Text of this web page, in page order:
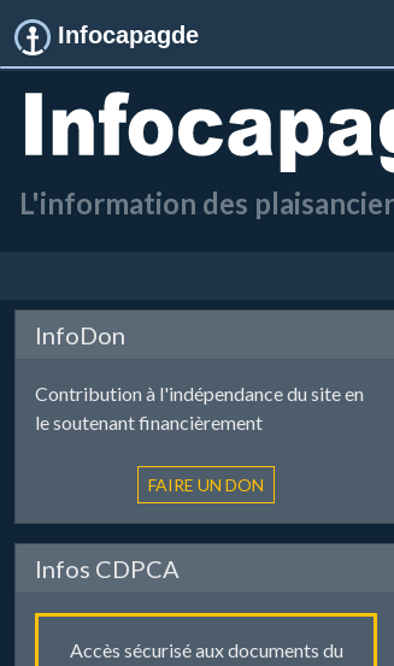
Infocapagde
L'information des
InfoDon
Contribution à l'indépendance du site en
le soutenant financièrement
Infos CDPCA
Accès sécurisé aux documents du